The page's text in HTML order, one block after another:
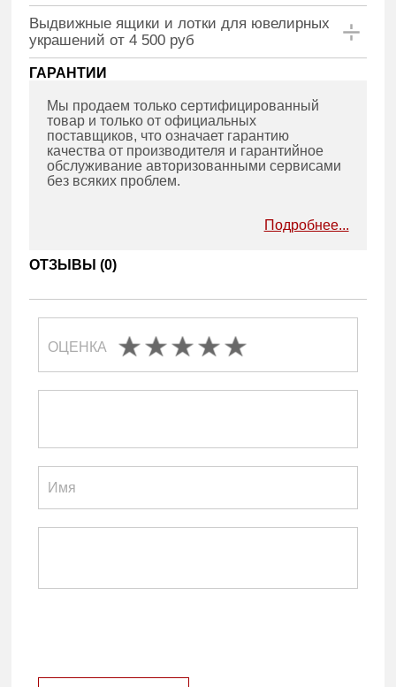
Выдвижные ящики и лотки для ювелирных
украшений от 4 500 руб
ГАРАНТИИ
Мы продаем только сертифицированный
товар и только от официальных
поставщиков, что означает гарантию
качества от производителя и гарантийное
обслуживание авторизованными сервисами
без всяких проблем.
Подробнее...
ОТЗЫВЫ (0)
ОЦЕНКА